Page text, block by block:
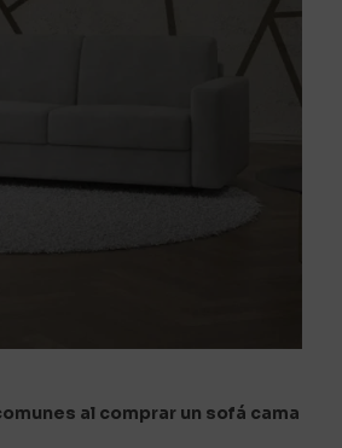
al comprar un sofá cama